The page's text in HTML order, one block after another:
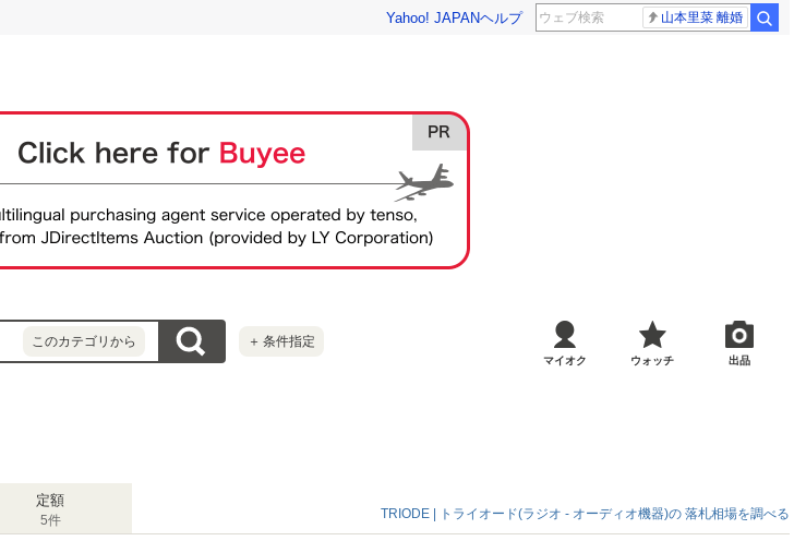
Yahoo! JAPANヘルプ 山本里菜 離婚
このカテゴリから ＋ 条件指定
マイオク ウォッチ 出品
定額
5件 TRIODE | トライオード(ラジオ - オーディオ機器)の 落札相場を調べる